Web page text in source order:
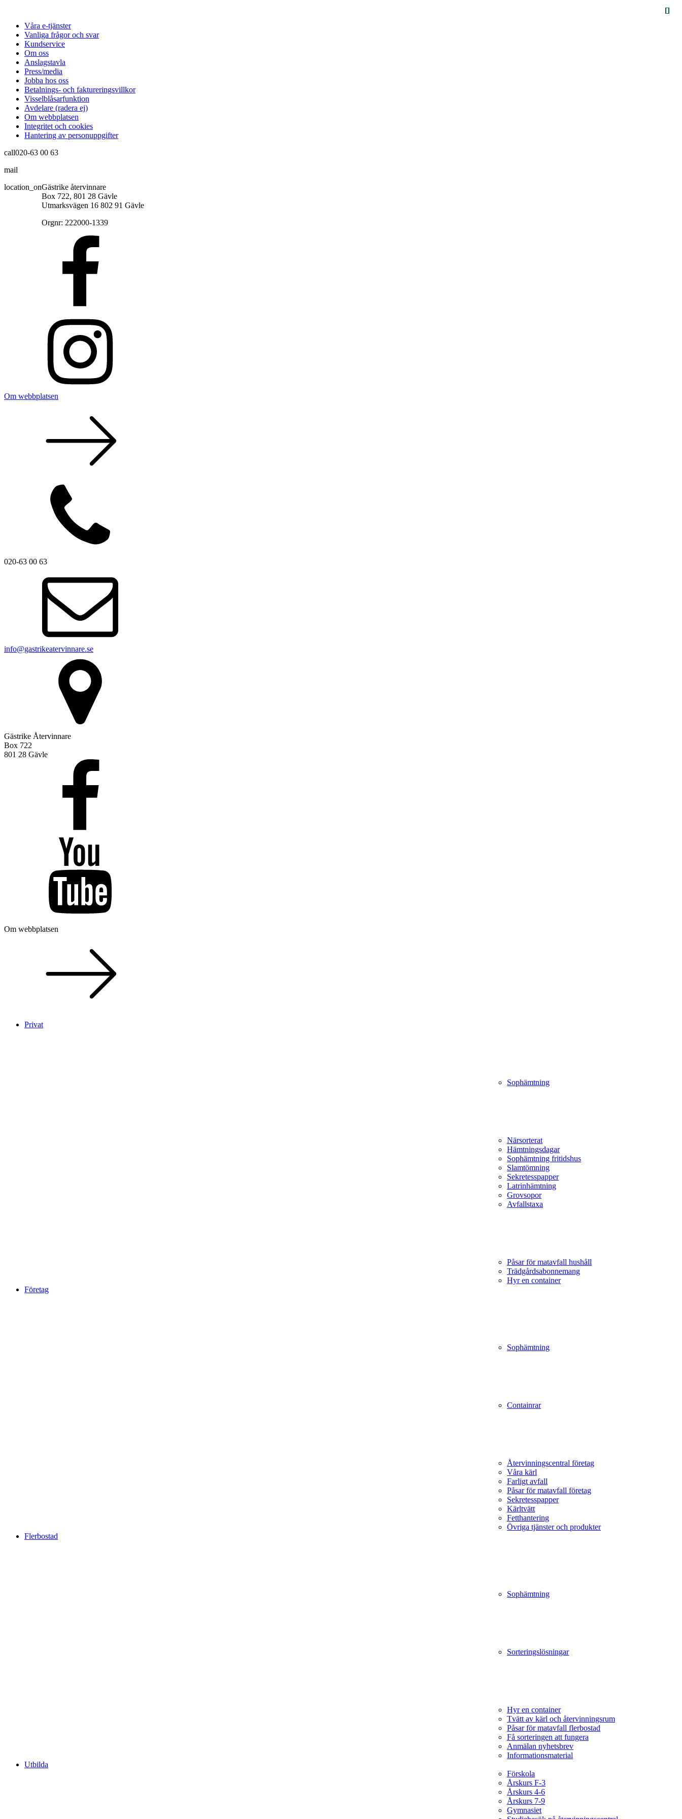
Våra e-tjänster
Vanliga frågor och svar
Kundservice
Om oss
Anslagstavla
Press/media
Jobba hos oss
Betalnings- och faktureringsvillkor
Visselblåsarfunktion
Avdelare (radera ej)
Om webbplatsen
Integritet och cookies
Hantering av personuppgifter
call020-63 00 63
mail
location_onGästrike återvinnare
Box 722, 801 28 Gävle
Utmarksvägen 16 802 91 Gävle
Orgnr: 222000-1339
Om webbplatsen
020-63 00 63
info@gastrikeatervinnare.se
Gästrike Återvinnare
Box 722
801 28 Gävle
Om webbplatsen
Privat
Sophämtning
Närsorterat
Hämtningsdagar
Sophämtning fritidshus
Slamtömning
Sekretesspapper
Latrinhämtning
Grovsopor
Avfallstaxa
Påsar för matavfall hushåll
Trädgårds­abonnemang
Hyr en container
Företag
Sophämtning
Containrar
Återvinningscentral företag
Våra kärl
Farligt avfall
Påsar för matavfall företag
Sekretesspapper
Kärltvätt
Fetthantering
Övriga tjänster och produkter
Flerbostad
Sophämtning
Sorteringslösningar
Hyr en container
Tvätt av kärl och återvinningsrum
Påsar för matavfall flerbostad
Få sorteringen att fungera
Anmälan nyhetsbrev
Informationsmaterial
Utbilda
Förskola
Årskurs F-3
Årskurs 4-6
Årskurs 7-9
Gymnasiet